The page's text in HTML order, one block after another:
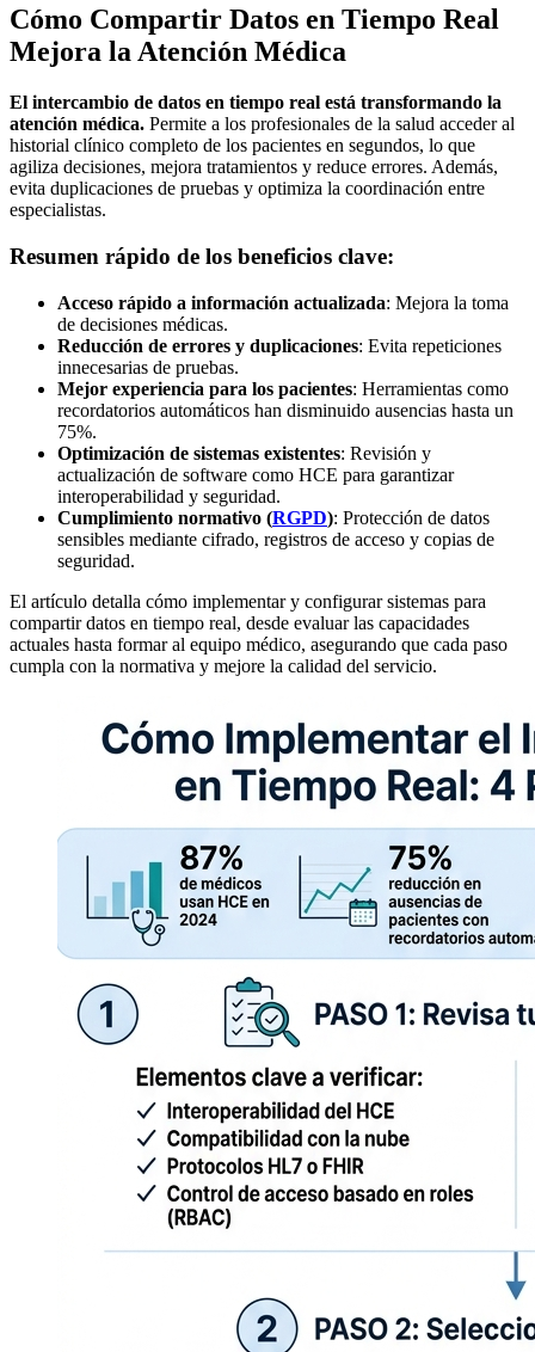
Cómo Compartir Datos en Tiempo Real
Mejora la Atención Médica
El intercambio de datos en tiempo real está transformando la
atención médica. Permite a los profesionales de la salud acceder al
historial clínico completo de los pacientes en segundos, lo que
agiliza decisiones, mejora tratamientos y reduce errores. Además,
evita duplicaciones de pruebas y optimiza la coordinación entre
especialistas.
Resumen rápido de los beneficios clave:
Acceso rápido a información actualizada: Mejora la toma
de decisiones médicas.
Reducción de errores y duplicaciones: Evita repeticiones
innecesarias de pruebas.
Mejor experiencia para los pacientes: Herramientas como
recordatorios automáticos han disminuido ausencias hasta un
75%.
Optimización de sistemas existentes: Revisión y
actualización de software como HCE para garantizar
interoperabilidad y seguridad.
Cumplimiento normativo (RGPD): Protección de datos
sensibles mediante cifrado, registros de acceso y copias de
seguridad.
El artículo detalla cómo implementar y configurar sistemas para
compartir datos en tiempo real, desde evaluar las capacidades
actuales hasta formar al equipo médico, asegurando que cada paso
cumpla con la normativa y mejore la calidad del servicio.